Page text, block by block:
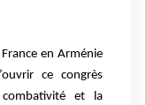
France en Arménie
ce congrès
et la